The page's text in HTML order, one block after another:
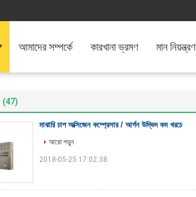
আমাদের সম্পর্কে কারখানা ভ্রমণ মান নিয়ন্ত্রণ
(47)
মাঝারি চাপ অক্সিজেন কম্প্রেসার / আর্গন উদ্ভিদ কম খরচে
আরো পড়ুন
2018-05-25 17:02:38